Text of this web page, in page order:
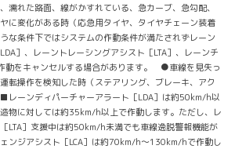
濡れた路面、線がかすれている、急カーブ、急勾配、
変化がある時（応急用タイヤ、タイヤチェーン装着
条件下ではシステムの作動条件が満たされずレーン
］、レーントレーシングアシスト［LTA］、レーンチ
動をキャンセルする場合があります。 ●車線を見失っ
操作を検知した時（ステアリング、ブレーキ、アク
ーンディパーチャーアラート［LDA］は約50km/h以
物に対しては約35km/h以上で作動します。ただし、レ
LTA］支援中は約50km/h未満でも車線逸脱警報機能が
ジアシスト［LCA］は約70km/h～130km/hで作動し